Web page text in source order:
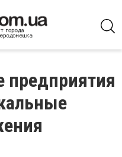
предприятия